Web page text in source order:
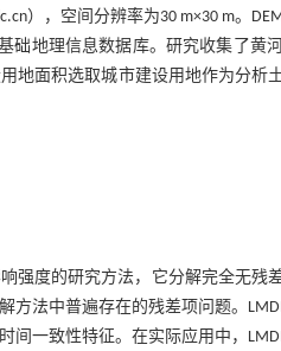
），空间分辨率为30 m×30 m。
础地理信息数据库。研究收集了黄
地面积选取城市建设用地作为分析
强度的研究方法，它分解完全无残
方法中普遍存在的残差项问题。
间一致性特征。在实际应用中，